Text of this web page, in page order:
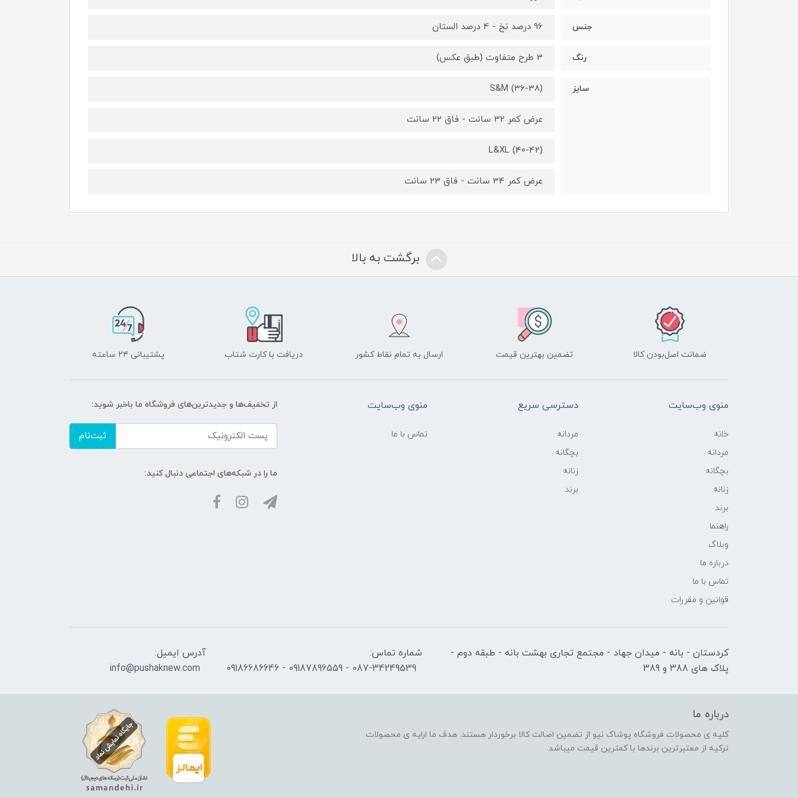
جنس 96 درصد نخ - 4 درصد الستان
رنگ 3 طرح متفاوت (طبق عکس)
سایز S&M (36-38)
عرض کمر 32 سانت - فاق 22 سانت
L&XL (40-42)
عرض کمر 34 سانت - فاق 23 سانت
برگشت به بالا
ضمانت اصل‌بودن کالا تضمین بهترین قیمت ارسال به تمام نقاط کشور دریافت با کارت شتاب پشتیبانی ۲۴ ساعته
منوی وب‌سایت
خانه
مردانه
بچگانه
زنانه
برند
راهنما
وبلاگ
درباره ما
تماس با ما
قوانین و مقررات
دسترسی سریع
مردانه
بچگانه
زنانه
برند
منوی وب‌سایت
تماس با ما
از تخفیف‌ها و جدیدترین‌های فروشگاه ما باخبر شوید:
ثبت‌نام
ما را در شبکه‌های اجتماعی دنبال کنید:
کردستان - بانه - میدان جهاد - مجتمع تجاری بهشت بانه - طبقه دوم -
پلاک های 388 و 389
شماره تماس:
087-34249539 - 09187896559 - 09186686646
آدرس ایمیل:
info@pushaknew.com
درباره ما
کلیه ی محصولات فروشگاه پوشاک نیو از تضمین اصالت کالا برخوردار هستند. هدف ما ارایه ی محصولات
ترکیه از معتبرترین برندها با کمترین قیمت میباشد.